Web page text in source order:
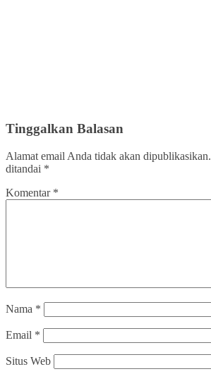
Tinggalkan Balasan
Alamat email Anda tidak akan dipublikasikan.
ditandai *
Komentar *
Nama *
Email *
Situs Web